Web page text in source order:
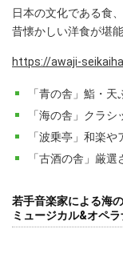
日本の文化である食
昔懐かしい洋食が堪
https://awaji-
「青の舎」鮨・
「海の舎」クラ
「波乗亭」和楽
「古酒の舎」厳
若手音楽家による海
ミュージカル&オペラ